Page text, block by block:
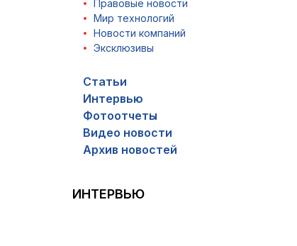
Правовые новости
Мир технологий
Новости компаний
Эксклюзивы
Статьи
Интервью
Фотоотчеты
Видео новости
Архив новостей
ИНТЕРВЬЮ